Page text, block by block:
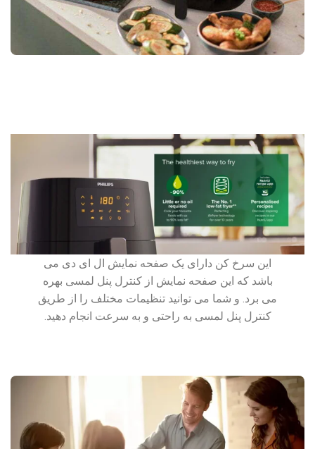
این سرخ کن دارای یک صفحه نمایش ال ای دی می
باشد که این صفحه نمایش از کنترل پنل لمسی بهره
می برد. و شما می توانید تنظیمات مختلف را از طریق
کنترل پنل لمسی به راحتی و به سرعت انجام دهید.